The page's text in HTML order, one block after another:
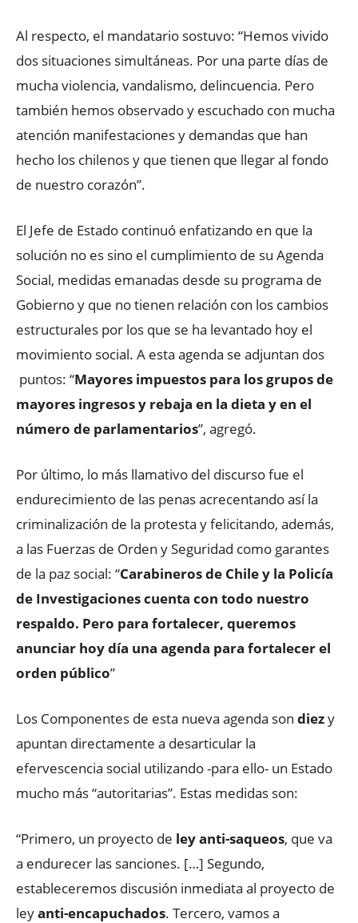
Al respecto, el mandatario sostuvo: “Hemos vivido
dos situaciones simultáneas. Por una parte días de
mucha violencia, vandalismo, delincuencia. Pero
también hemos observado y escuchado con mucha
atención manifestaciones y demandas que han
hecho los chilenos y que tienen que llegar al fondo
de nuestro corazón”.
El Jefe de Estado continuó enfatizando en que la
solución no es sino el cumplimiento de su Agenda
Social, medidas emanadas desde su programa de
Gobierno y que no tienen relación con los cambios
estructurales por los que se ha levantado hoy el
movimiento social. A esta agenda se adjuntan dos
puntos: “Mayores impuestos para los grupos de
mayores ingresos y rebaja en la dieta y en el
número de parlamentarios”, agregó.
Por último, lo más llamativo del discurso fue el
endurecimiento de las penas acrecentando así la
criminalización de la protesta y felicitando, además,
a las Fuerzas de Orden y Seguridad como garantes
de la paz social: “Carabineros de Chile y la Policía
de Investigaciones cuenta con todo nuestro
respaldo. Pero para fortalecer, queremos
anunciar hoy día una agenda para fortalecer el
orden público”
Los Componentes de esta nueva agenda son diezy
apuntan directamente a desarticular la
efervescencia social utilizando -para ello- un Estado
mucho más “autoritarias”. Estas medidas son:
“Primero, un proyecto de ley anti-saqueos, que va
a endurecer las sanciones. […] Segundo,
estableceremos discusión inmediata al proyecto de
leyanti-encapuchados. Tercero, vamos a